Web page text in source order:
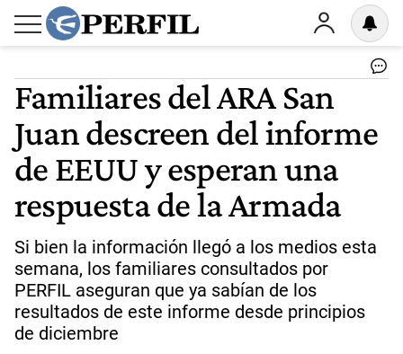
Familiares del ARA San
Juan descreen del informe
de EEUU y esperan una
respuesta de la Armada
Si bien la información llegó a los medios esta
semana, los familiares consultados por
PERFIL aseguran que ya sabían de los
resultados de este informe desde principios
de diciembre